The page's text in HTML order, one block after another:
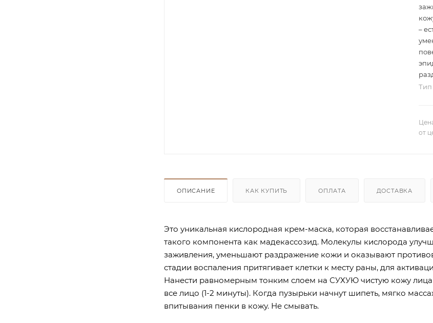
–
от
ОПИСАНИЕ КАК КУПИТЬ ОПЛАТА ДОСТАВКА
Это уникальная кислородная крем-маска, которая
такого компонента как мадекассозид. Молекулы кислорода
заживления, уменьшают раздражение кожи и оказывают
стадии воспаления притягивает клетки к месту раны, для
Нанести равномерным тонким слоем на СУХУЮ чистую кожу
все лицо (1-2 минуты). Когда пузырьки начнут шипеть, мягко
впитывания пенки в кожу. Не смывать.